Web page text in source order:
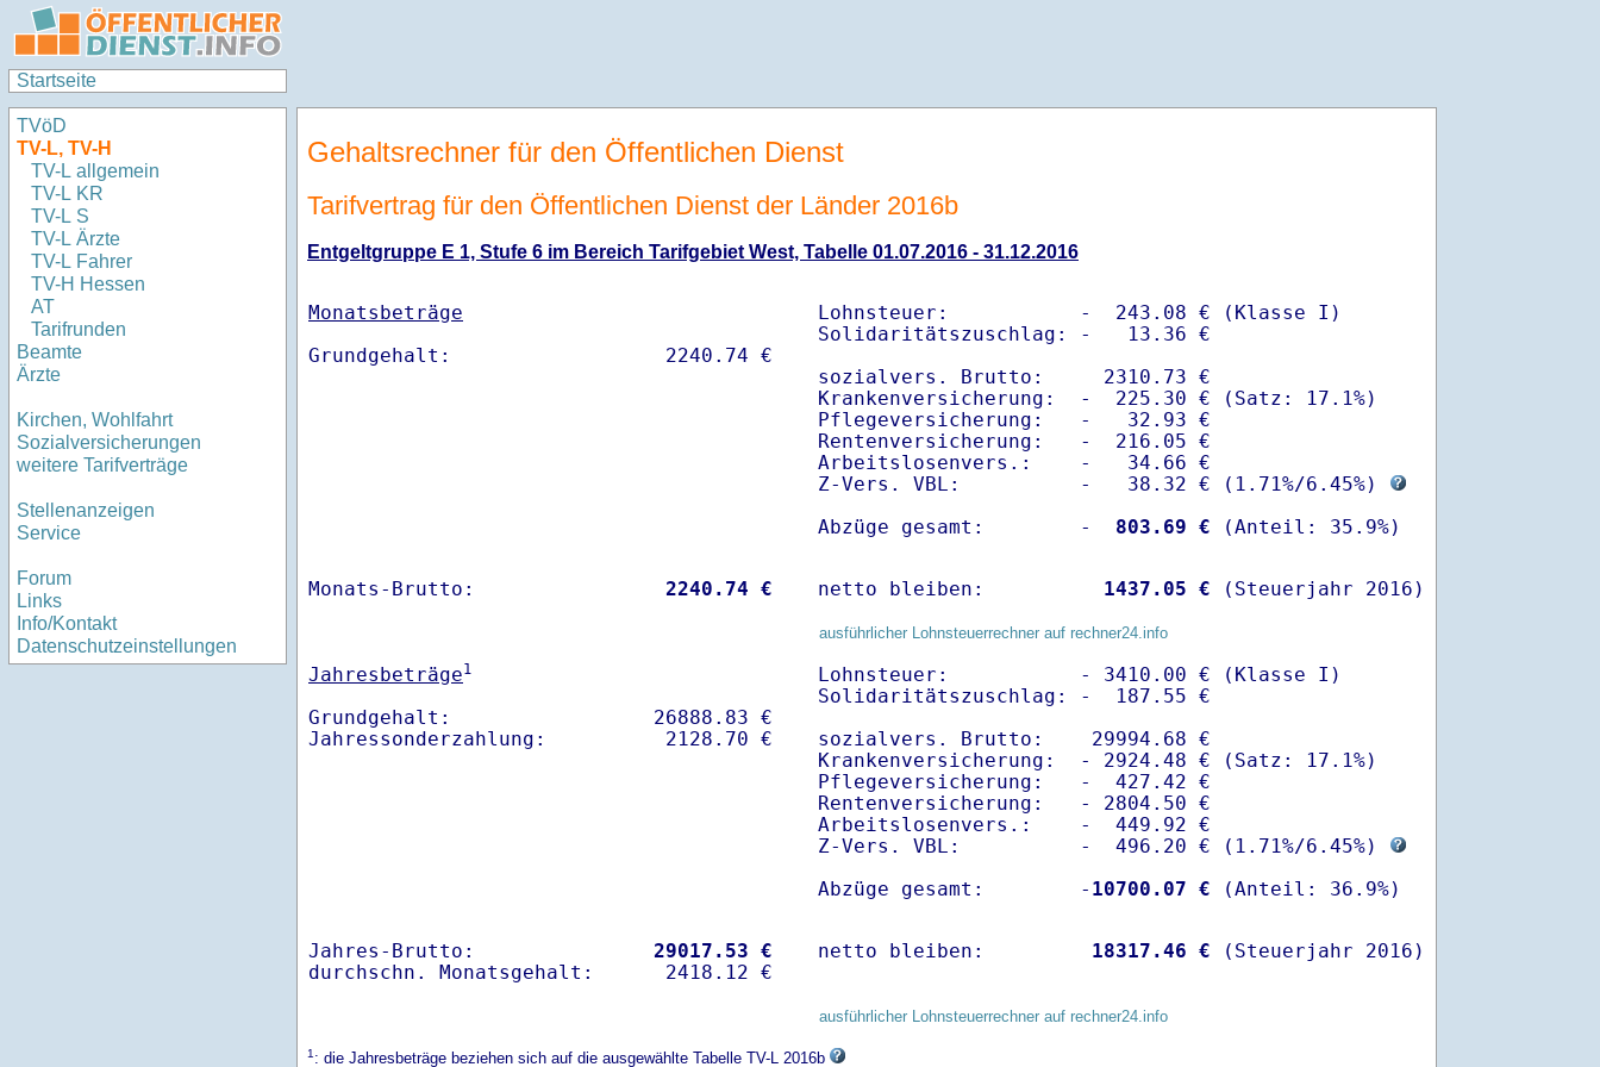
Startseite
TVöD
TV-L, TV-H
TV-L allgemein
TV-L KR
TV-L S
TV-L Ärzte
TV-L Fahrer
TV-H Hessen
AT
Tarifrunden
Beamte
Ärzte
Kirchen, Wohlfahrt
Sozialversicherungen
weitere Tarifverträge
Stellenanzeigen
Service
Forum
Links
Info/Kontakt
Datenschutzeinstellungen
Gehaltsrechner für den Öffentlichen Dienst
Tarifvertrag für den Öffentlichen Dienst der Länder 2016b
Entgeltgruppe E 1, Stufe 6 im Bereich Tarifgebiet West, Tabelle 01.07.2016 - 31.12.2016
Monatsbeträge
Lohnsteuer:           -  243.08 € (Klasse I)
Solidaritätszuschlag: -   13.36 €
sozialvers. Brutto:     2310.73 €
Krankenversicherung:  -  225.30 € (Satz: 17.1%)
Pflegeversicherung:   -   32.93 €
Rentenversicherung:   -  216.05 €
Arbeitslosenvers.:    -   34.66 €
Z-Vers. VBL:          -   38.32 € ( 1.71%/6.45%)
Abzüge gesamt:        -
  803.69 €
Monats-Brutto: 2240.74 € netto bleiben: 1437.05 € (Steuerjahr 2016)
ausführlicher Lohnsteuerrechner auf rechner24.info
Jahresbeträge1
Grundgehalt:                 26888.83 €
Lohnsteuer:           - 3410.00 € (Klasse I)
Solidaritätszuschlag: -  187.55 €
sozialvers. Brutto:    29994.68 €
Krankenversicherung:  - 2924.48 € (Satz: 17.1%)
Pflegeversicherung:   -  427.42 €
Rentenversicherung:   - 2804.50 €
Arbeitslosenvers.:    -  449.92 €
Z-Vers. VBL:          -  496.20 € ( 1.71%/6.45%)
Abzüge gesamt:        - 10700.07 €
Jahres-Brutto: 29017.53 €
netto bleiben: 18317.46 € (Steuerjahr 2016)
ausführlicher Lohnsteuerrechner auf rechner24.info
1: die Jahresbeträge beziehen sich auf die ausgewählte Tabelle TV-L 2016b